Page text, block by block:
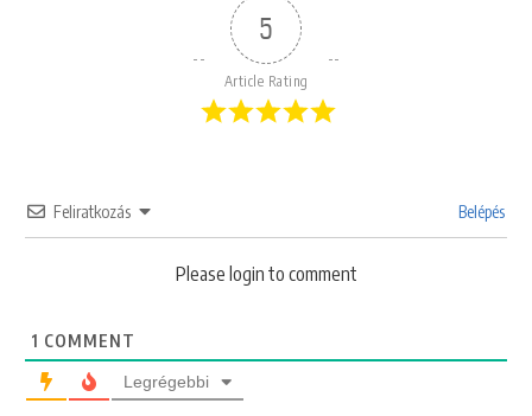
5
Article Rating
Feliratkozás Belépés
Please login to comment
1 COMMENT
Legrégebbi